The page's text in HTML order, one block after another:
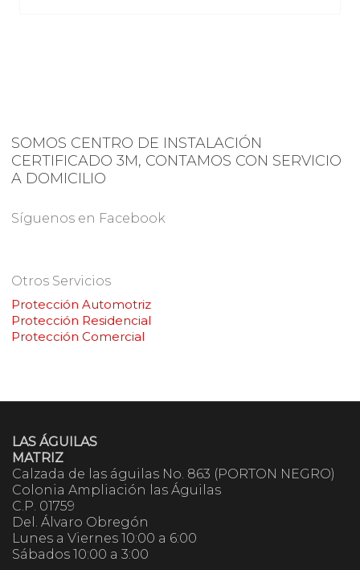
SOMOS CENTRO DE INSTALACIÓN
CERTIFICADO 3M, CONTAMOS CON SERVICIO
A DOMICILIO
Síguenos en Facebook
Otros Servicios
Protección Automotriz
Protección Residencial
Protección Comercial
LAS ÁGUILAS
MATRIZ
Calzada de las águilas No. 863 (PORTON NEGRO)
Colonia Ampliación las Águilas
C.P. 01759
Del. Álvaro Obregón
Lunes a Viernes 10:00 a 6:00
Sábados 10:00 a 3:00